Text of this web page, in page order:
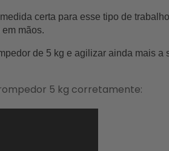
certa para esse tipo de
mãos.
de 5 kg e agilizar ainda mais a
5 kg corretamente: